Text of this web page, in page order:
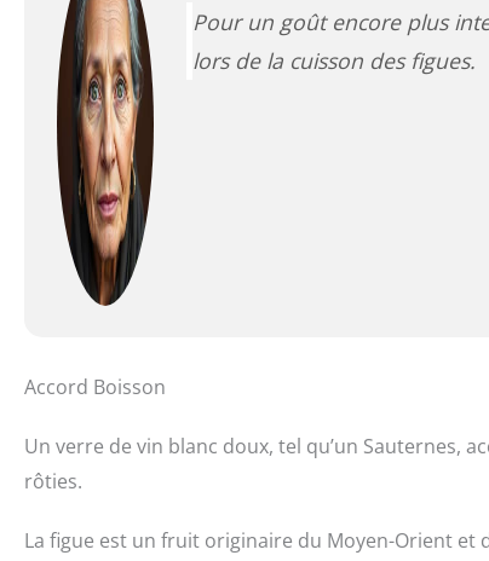
Pour un goût encore plus
lors de la cuisson des figues.
Accord Boisson
Un verre de vin blanc doux, tel qu’un Sauternes,
rôties.
La figue est un fruit originaire du Moyen-Orient et